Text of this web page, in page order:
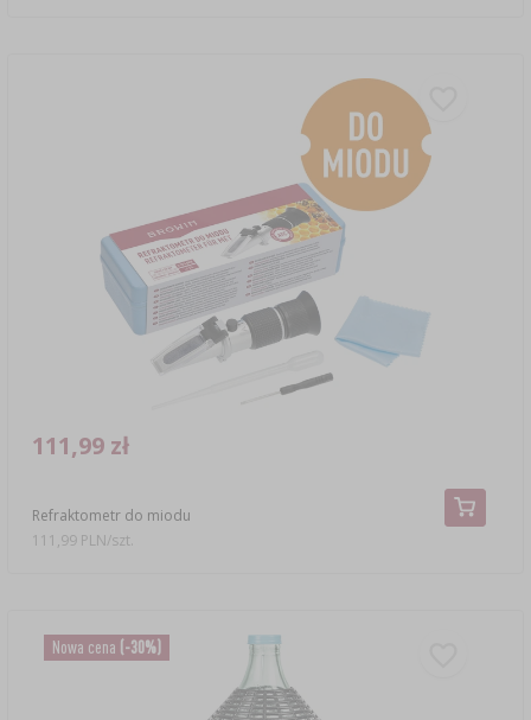
Refraktometr do miodu
111,99 zł
111,99 PLN/szt.
Nowa cena (-30%)